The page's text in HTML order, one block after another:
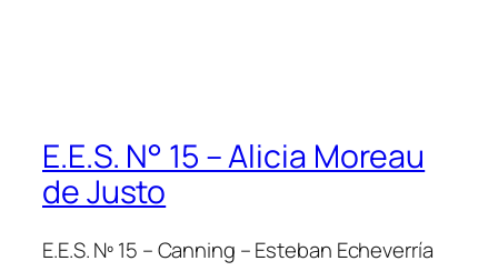
E.E.S. N° 15 – Alicia Moreau
de Justo
E.E.S. Nº 15 – Canning – Esteban Echeverría